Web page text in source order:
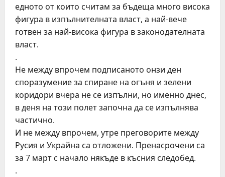
едното от които считам за бъдеща много висока
фигура в изпълнителната власт, а най-вече
готвен за най-висока фигура в законодателната
власт.
.
Не между впрочем подписаното онзи ден
споразумение за спиране на огъня и зелени
коридори вчера не се изпълни, но именно днес,
в деня на този полет започна да се изпълнява
частично.
И не между впрочем, утре преговорите между
Русия и Украйна са отложени. Пренасрочени са
за 7 март с начало някъде в късния следобед.
.